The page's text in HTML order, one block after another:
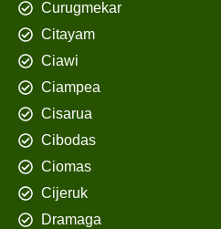
Curugmekar
Citayam
Ciawi
Ciampea
Cisarua
Cibodas
Ciomas
Cijeruk
Dramaga